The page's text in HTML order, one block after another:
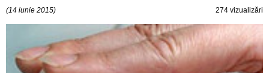
(14 iunie 2015) 274 vizualizări